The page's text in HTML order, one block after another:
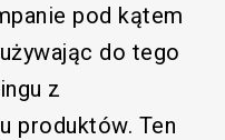
pod kątem
do tego
z
produktów. Ten